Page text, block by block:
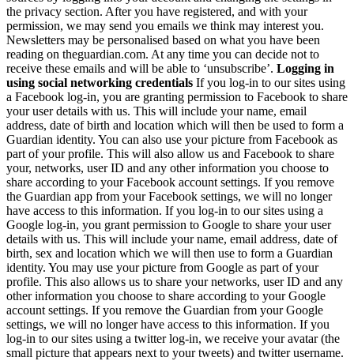
the privacy section. After you have registered, and with your
permission, we may send you emails we think may interest you.
Newsletters may be personalised based on what you have been
reading on theguardian.com. At any time you can decide not to
receive these emails and will be able to ‘unsubscribe’. Logging in
using social networking credentials If you log-in to our sites using
a Facebook log-in, you are granting permission to Facebook to share
your user details with us. This will include your name, email
address, date of birth and location which will then be used to form a
Guardian identity. You can also use your picture from Facebook as
part of your profile. This will also allow us and Facebook to share
your, networks, user ID and any other information you choose to
share according to your Facebook account settings. If you remove
the Guardian app from your Facebook settings, we will no longer
have access to this information. If you log-in to our sites using a
Google log-in, you grant permission to Google to share your user
details with us. This will include your name, email address, date of
birth, sex and location which we will then use to form a Guardian
identity. You may use your picture from Google as part of your
profile. This also allows us to share your networks, user ID and any
other information you choose to share according to your Google
account settings. If you remove the Guardian from your Google
settings, we will no longer have access to this information. If you
log-in to our sites using a twitter log-in, we receive your avatar (the
small picture that appears next to your tweets) and twitter username.